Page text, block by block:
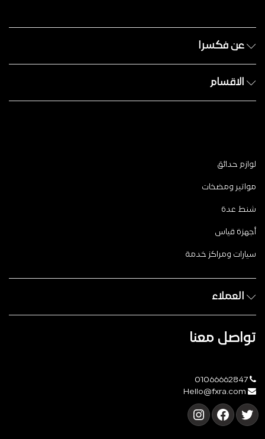
عن فكسرا
الاقسام
لوازم حدائق
مواتير ومضخات
شنط عدة
أجهزة قياس
سيارات ومراكز خدمة
العملاء
تواصل معنا
تويترفيسبوكإنستجرام